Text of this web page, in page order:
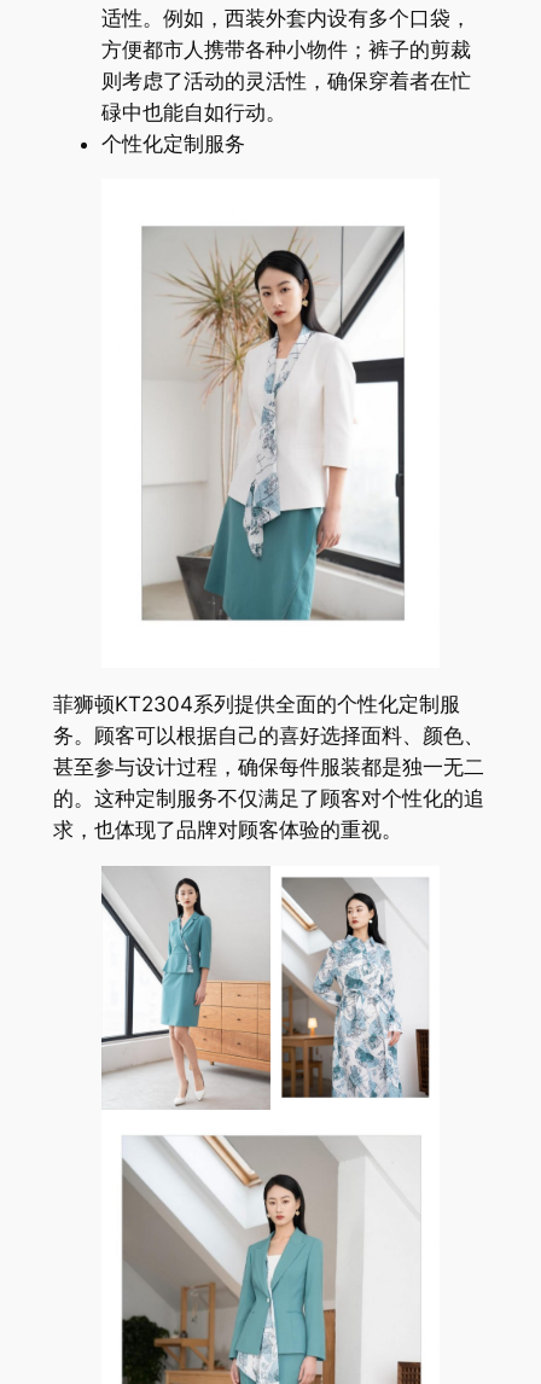
适性。例如，西装外套内设有多个口袋，
方便都市人携带各种小物件；裤子的剪裁
则考虑了活动的灵活性，确保穿着者在忙
碌中也能自如行动。
个性化定制服务
菲狮顿KT2304系列提供全面的个性化定制服
务。顾客可以根据自己的喜好选择面料、颜色、
甚至参与设计过程，确保每件服装都是独一无二
的。这种定制服务不仅满足了顾客对个性化的追
求，也体现了品牌对顾客体验的重视。